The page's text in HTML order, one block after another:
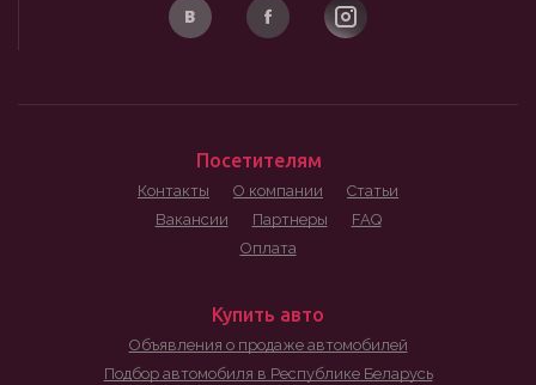
Посетителям
Контакты О компании
Статьи
Вакансии
Партнеры
FAQ
Оплата
Купить авто
Объявления о продаже автомобилей
Подбор автомобиля в Республике Беларусь